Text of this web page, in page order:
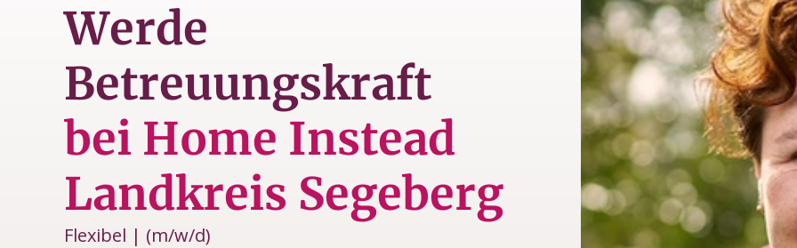
Werde
Betreuungskraft
bei Home Instead
Landkreis Segeberg
Flexibel | (m/w/d)